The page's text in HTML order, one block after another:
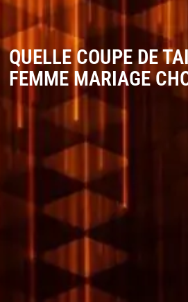
QUELLE COUPE DE
FEMME MARIAGE